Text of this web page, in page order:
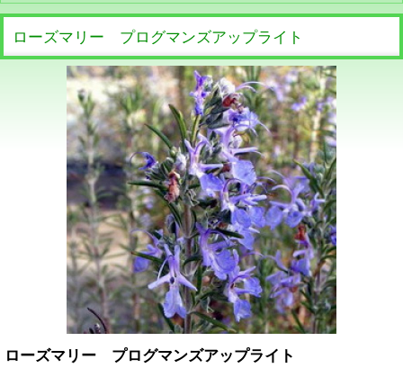
ローズマリー プログマンズアップライト
ローズマリー プログマンズアップライト